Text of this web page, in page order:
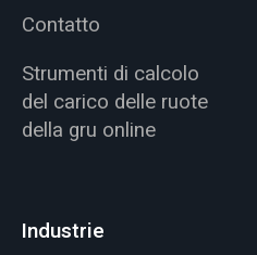
Contatto
Strumenti di calcolo
del carico delle ruote
della gru online
Industrie